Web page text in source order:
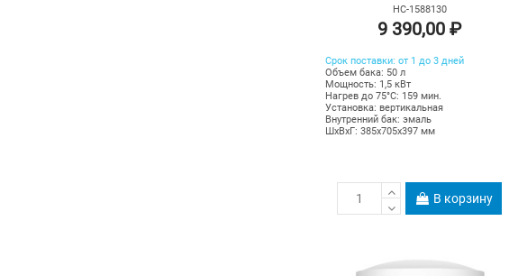
НС-1588130
9 390,00 ₽
Срок поставки: от 1 до 3 дней
Объем бака: 50 л
Мощность: 1,5 кВт
Нагрев до 75°С: 159 мин.
Установка: вертикальная
Внутренний бак: эмаль
ШхВхГ: 385х705х397 мм
В корзину